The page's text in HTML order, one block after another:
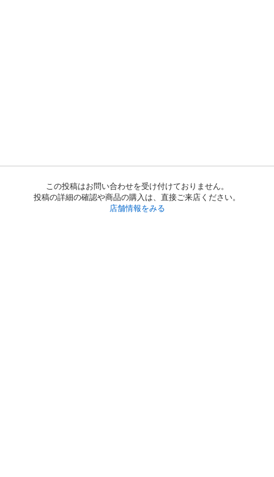
この投稿はお問い合わせを受け付けておりません。
投稿の詳細の確認や商品の購入は、直接ご来店ください。
店舗情報をみる